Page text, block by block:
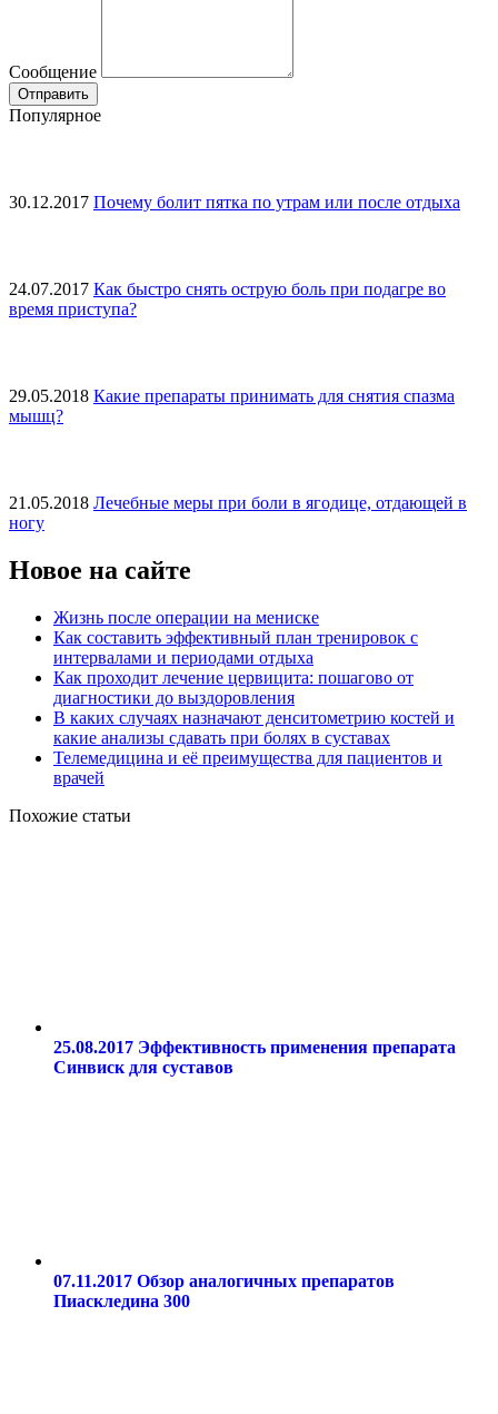
Сообщение
Популярное
30.12.2017 Почему болит пятка по утрам или после отдыха
24.07.2017 Как быстро снять острую боль при подагре во
время приступа?
29.05.2018 Какие препараты принимать для снятия спазма
мышц?
21.05.2018 Лечебные меры при боли в ягодице, отдающей в
ногу
Новое на сайте
Жизнь после операции на мениске
Как составить эффективный план тренировок с
интервалами и периодами отдыха
Как проходит лечение цервицита: пошагово от
диагностики до выздоровления
В каких случаях назначают денситометрию костей и
какие анализы сдавать при болях в суставах
Телемедицина и её преимущества для пациентов и
врачей
Похожие статьи
25.08.2017 Эффективность применения препарата
Синвиск для суставов
07.11.2017 Обзор аналогичных препаратов
Пиаскледина 300